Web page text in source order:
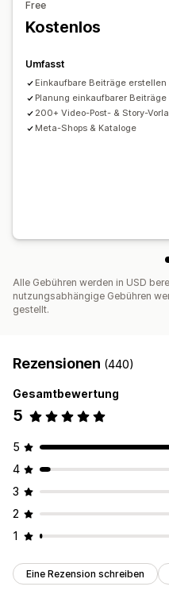
Leistungsverfolgung
Impressionszahlen
UTM-
Free
Kostenlos
Umfasst
Einkaufbare Beiträge erstellen
Planung einkaufbarer Beiträge
200+ Video-Post- & Story-
Meta-Shops & Kataloge
Alle Gebühren werden in USD
nutzungsabhängige Gebühren
gestellt.
Rezensionen (440)
Gesamtbewertung
5
5
4
3
2
1
Eine Rezension schreiben